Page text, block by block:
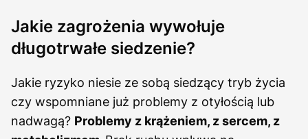
Jakie zagrożenia wywołuje
długotrwałe siedzenie?
Jakie ryzyko niesie ze sobą siedzący tryb życia
czy wspomniane już problemy z otyłością lub
nadwagą? Problemy z krążeniem, z sercem, z